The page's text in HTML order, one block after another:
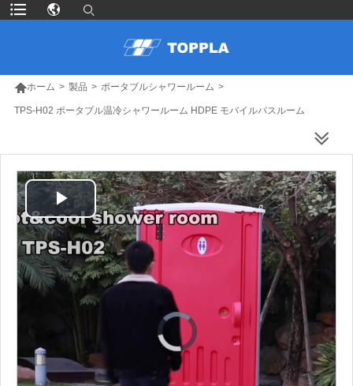
ホーム > 製品 > ポータブルシャワールーム >
TPS-H02 ポータブル温冷シャワールーム HDPE モバイルバスルーム
Video
Player
is
loading.
Play
Video